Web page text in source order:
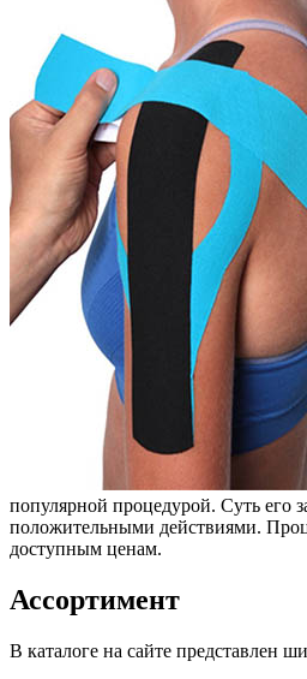
популярной процедурой. Суть его
положительными действиями.
доступным ценам.
Ассортимент
В каталоге на сайте представлен